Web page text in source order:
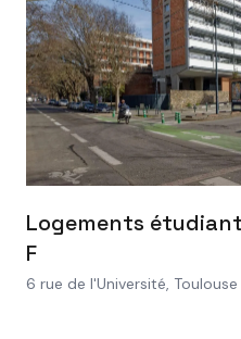
VOIR LE PROJET
Logements
F
6 rue de l'Université, Toulouse